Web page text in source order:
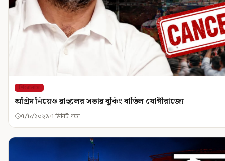
শিরোনাম
অগ্রিম নিয়েও রাহুলের সভার বুকিং বাতিল যোগীরাজ্যে
৭/৮/২০২৬ 1 মিনিট পড়া